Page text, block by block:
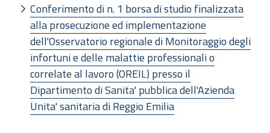
Conferimento di n. 1 borsa di studio finalizzata
alla prosecuzione ed implementazione
dell'Osservatorio regionale di Monitoraggio degli
infortuni e delle malattie professionali o
correlate al lavoro (OREIL) presso il
Dipartimento di Sanita' pubblica dell'Azienda
Unita' sanitaria di Reggio Emilia